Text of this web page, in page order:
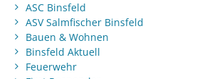
ASC Binsfeld
ASV Salmfischer Binsfeld
Bauen & Wohnen
Binsfeld Aktuell
Feuerwehr